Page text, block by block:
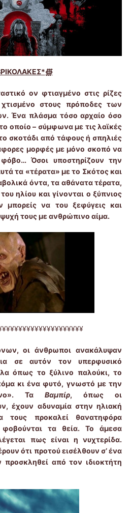
*∰
ον φτιαγμένο στις ρίζες
στους πρόποδες των
Ένα πλάσμα τόσο αρχαίο όσο
οποίο – σύμφωνα με τις λαϊκές
σκοτάδι από τάφους ή σπηλιές
μορφές με μόνο σκοπό να
Όσοι υποστηρίζουν την
τα «τέρατα» με το Σκότος και
όντα, τα αθάνατα τέρατα,
ηλίου και γίνονται ο ξύπνιος
μπορείς να του ξεφύγεις και
τους με ανθρώπινο αίμα.
οι άνθρωποι ανακάλυψαν
σε αυτόν τον υπερφυσικό
όπως το ξύλινο παλούκι, το
κι ένα φυτό, γνωστό με την
Τα Βαμπίρ, όπως οι
έχουν αδυναμία στην ηλιακή
τους προκαλεί θανατηφόρα
τα θεία. Το άμεσα
πως είναι η νυχτερίδα.
ότι προτού εισέλθουν σ’ ένα
προσκληθεί από τον ιδιοκτήτη